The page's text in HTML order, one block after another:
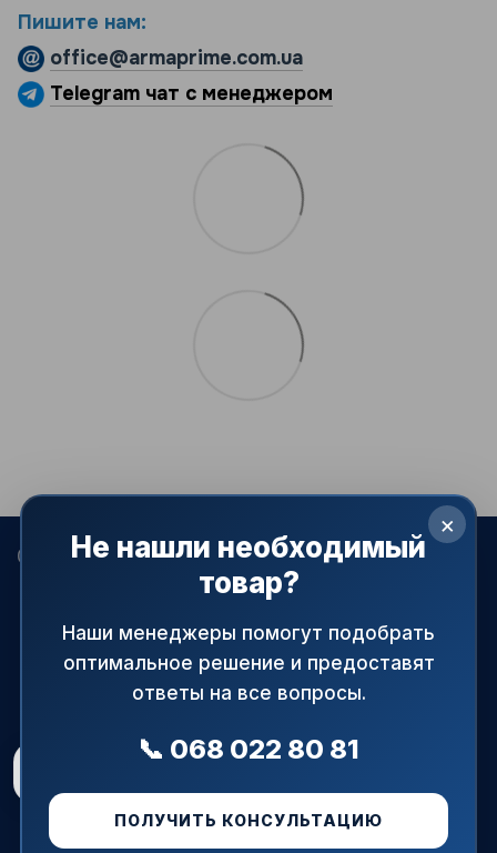
Пишите нам:
office@armaprime.com.ua
Telegram чат с менеджером
068 022-80-81 099 387-28-27
063 077-69-11
093 971-98-73
Контакты
Полная версия сайта
АРМАПРАЙМ — официальный поставщик
При использовании материалов сайта ссылка на источник
Рус Укр
×
Не нашли необходимый
товар?
Наши менеджеры помогут подобрать
оптимальное решение и предоставят
ответы на все вопросы.
📞 068 022 80 81
ПОЛУЧИТЬ КОНСУЛЬТАЦИЮ